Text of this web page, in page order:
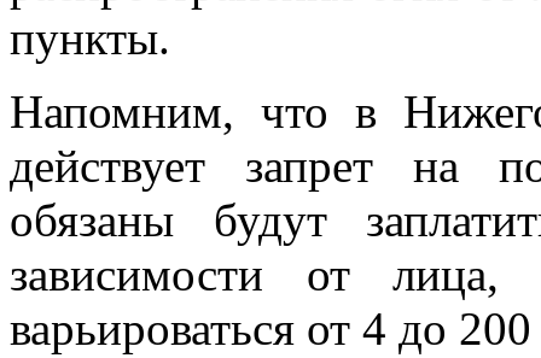
пункты.
Напомним, что в
действует запрет на
обязаны будут
зависимости от лица,
варьироваться от 4 до